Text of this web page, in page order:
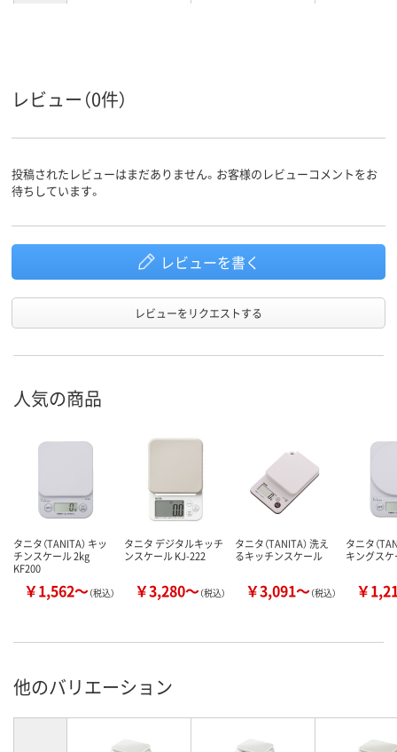
レビュー（0件）
投稿されたレビューはまだありません。お客様のレビューコメントをお
待ちしています。
レビューを書く
レビューをリクエストする
人気の商品
タニタ（TANITA） キッ
チンスケール 2kg
KF200
￥1,562～（税込）
タニタ デジタルキッチ
ンスケール KJ-222
￥3,280～（税込）
タニタ（TANITA） 洗え
るキッチンスケール
￥3,091～（税込）
タニタ（
キングス
￥
他のバリエーション